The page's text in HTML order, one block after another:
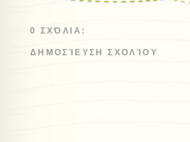
0 ΣΧΌΛΙΑ:
ΔΗΜΟΣΊΕΥΣΗ ΣΧΟΛΊΟΥ